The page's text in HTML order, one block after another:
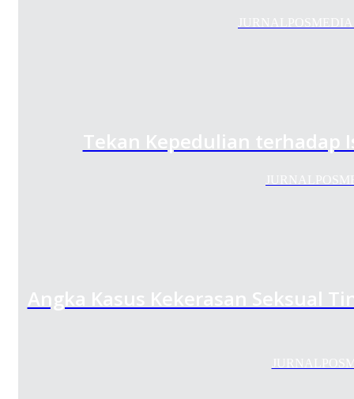
Tekan Kepedulian terhadap
Angka Kasus Kekerasan Seksual